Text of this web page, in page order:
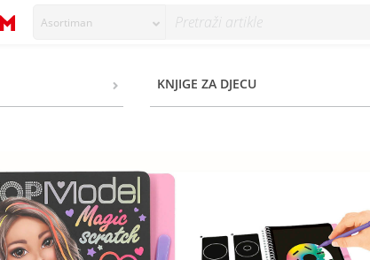
Asortiman
KNJIGE ZA DJECU